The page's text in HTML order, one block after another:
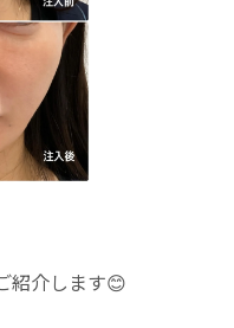
紹介します😊